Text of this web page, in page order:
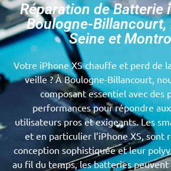
Réparation de Batterie
Boulogne-Billancourt,
Seine et
Votre iPhone XS chauffe et perd de
veille ? À Boulogne-Billancourt,
composant essentiel avec des
performances pour répondre
utilisateurs pros et exigeants. Les
et en particulier l’iPhone XS, sont
conception sophistiquée et leur
au fil du temps, les batteries peuvent